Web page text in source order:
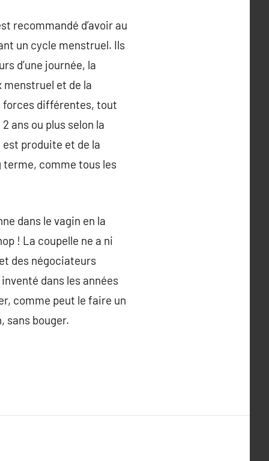
recommandé d’avoir au
un cycle menstruel. Ils
d’une journée, la
et de la
forces différentes, tout
ans ou plus selon la
est produite et de la
terme, comme tous les
dans le vagin en la
! La coupelle ne a ni
des négociateurs
dans les années
comme peut le faire un
sans bouger.